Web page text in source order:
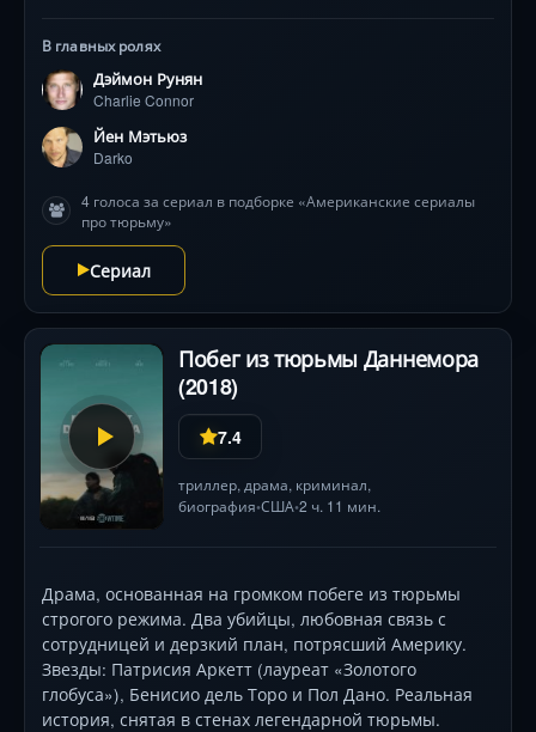
торговле оружием, наркотиками и заказных
убийствах. Дэймон Раньян блестяще передаёт
трансформацию героя, балансирующего на грани
жизни и смерти в паутине предательства. Каждый
день под прикрытием — игра с огнём: жестокие
каждую легенду. Сможет ли он выжить, когда
малейшая ошибка раскроет его двойную игру?
Основано на реальных событиях операция ATF.
В главных ролях
Дэймон Рунян
Charlie Connor
Йен Мэтьюз
Darko
4 голоса за сериал в подборке «Американские сериалы
про тюрьму»
Сериал
Побег из тюрьмы Даннемора
(2018)
7.4
триллер, драма, криминал,
биография•США•2 ч. 11 мин.
Драма, основанная на громком побеге из тюрьмы
строгого режима. Два убийцы, любовная связь с
сотрудницей и дерзкий план, потрясший Америку.
Звезды: Патрисия Аркетт (лауреат «Золотого
глобуса»), Бенисио дель Торо и Пол Дано. Реальная
история, снятая в стенах легендарной тюрьмы.